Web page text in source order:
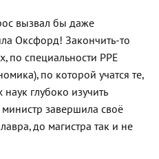
вызвал бы даже
Оксфорд! Закончить-то
по специальности PPE
по которой учатся те,
глубоко изучить
завершила своё
до магистра так и не